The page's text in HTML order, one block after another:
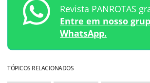
Revista PANROTAS
Entre em nosso
WhatsApp.
TÓPICOS RELACIONADOS